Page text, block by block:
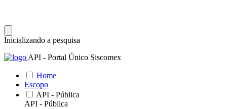
Inicializando a pesquisa
API - Portal Único Siscomex
Home
Escopo
API - Pública
API - Pública